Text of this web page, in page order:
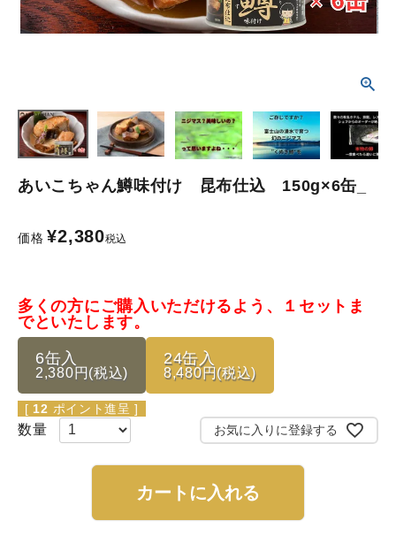
あいこちゃん鱒味付け 昆布仕込 150g×6缶_
価格 ¥2,380税込
多くの方にご購入いただけるよう、１セットま
でといたします。
6缶入
2,380円(税込)
24缶入
8,480円(税込)
[ 12 ポイント進呈 ]
お気に入りに登録する
カートに入れる